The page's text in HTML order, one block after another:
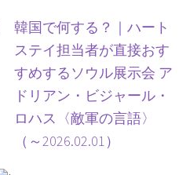
韓国で何する？｜ハート
ステイ担当者が直接おす
すめするソウル展示会 ア
ドリアン・ビジャール・
ロハス〈敵軍の言語〉
（～2026.02.01）